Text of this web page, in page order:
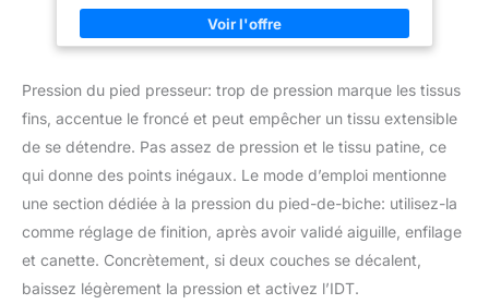
coudre pratiquement invisible à travers plusieurs couches de
tissu, car la nouvelle couture droite devient cachée dans la
couture existante. Les pieds de couture de qualité supérieure
pourraient être extrêmement fastidieuses si elles sont
Singer* (certaines machines Singers nécessitent un adaptateur
de tige basse), Brother, Babylock, Euro-Pro, Janome, Kenmore,
White, Juki, New Home, Simplicity, Necchi et Elna.
Pression du pied presseur: trop de pression marque les tissus
fins, accentue le froncé et peut empêcher un tissu extensible
de se détendre. Pas assez de pression et le tissu patine, ce
qui donne des points inégaux. Le mode d’emploi mentionne
une section dédiée à la pression du pied-de-biche: utilisez-la
comme réglage de finition, après avoir validé aiguille, enfilage
et canette. Concrètement, si deux couches se décalent,
baissez légèrement la pression et activez l’IDT.